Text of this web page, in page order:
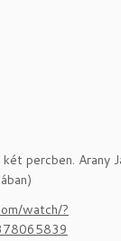
percben. Arany
watch/?